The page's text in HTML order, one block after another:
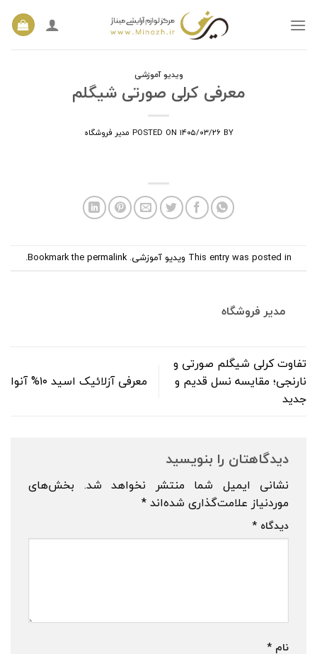
ویدیو آموزشی
معرفی کرلی صورتی شیگلم
POSTED ON ۱۴۰۵/۰۳/۲۶BY مدیر فروشگاه
This entry was posted in ویدیو آموزشی. Bookmark the
permalink
.
مدیر فروشگاه
تفاوت کرلی شیگلم صورتی و
نارنجی؛ مقایسه نسل قدیم و
جدید
معرفی آزلائیک اسید ۱۰% آنوا
دیدگاهتان را بنویسید
نشانی ایمیل شما منتشر نخواهد شد. بخش‌های
موردنیاز علامت‌گذاری شده‌اند*
دیدگاه *
نام *